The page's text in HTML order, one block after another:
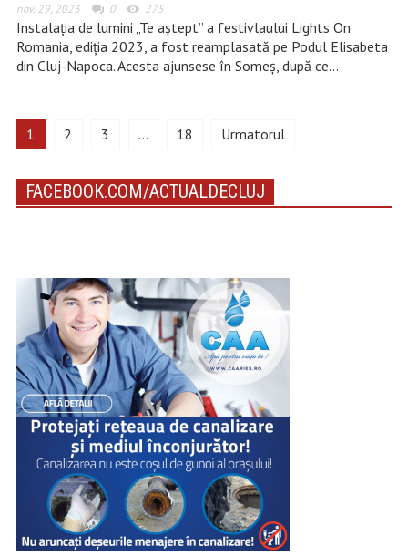
nov. 29, 2023 0 275
Instalația de lumini „Te aștept” a festivlaului Lights On
Romania, ediția 2023, a fost reamplasată pe Podul Elisabeta
din Cluj-Napoca. Acesta ajunsese în Someș, după ce…
1 2 3 … 18 Urmatorul
FACEBOOK.COM/ACTUALDECLUJ